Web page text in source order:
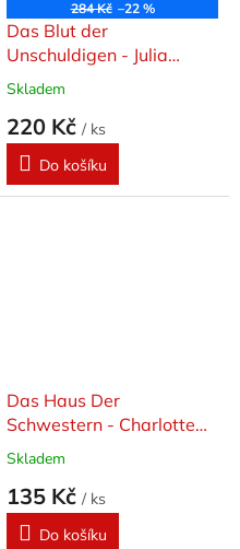
284 Kč –22 %
Das Blut der
Unschuldigen - Julia
Navarro
Skladem
220 Kč / ks
Do košíku
Das Haus Der
Schwestern - Charlotte
Link
Skladem
135 Kč / ks
Do košíku